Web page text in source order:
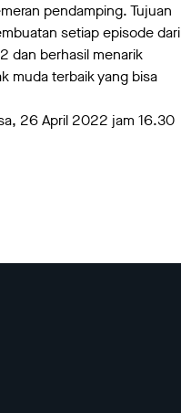
pendamping. Tujuan
setiap episode dari
dan berhasil menarik
muda terbaik yang bisa
26 April 2022 jam 16.30